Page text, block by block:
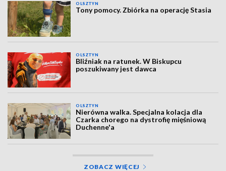
OLSZTYN
Tony pomocy. Zbiórka na operację Stasia
OLSZTYN
Bliźniak na ratunek. W Biskupcu
poszukiwany jest dawca
OLSZTYN
Nierówna walka. Specjalna kolacja dla
Czarka chorego na dystrofię mięśniową
Duchenne'a
ZOBACZ WIĘCEJ